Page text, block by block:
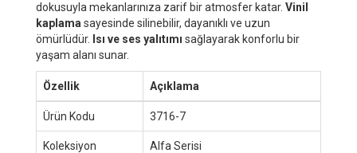
dokusuyla mekanlarınıza zarif bir atmosfer katar. Vinil
kaplama sayesinde silinebilir, dayanıklı ve uzun
ömürlüdür.
Isı ve ses yalıtımı sağlayarak konforlu bir
yaşam alanı sunar.
Özellik Açıklama
Ürün Kodu 3716-7
Koleksiyon Alfa Serisi